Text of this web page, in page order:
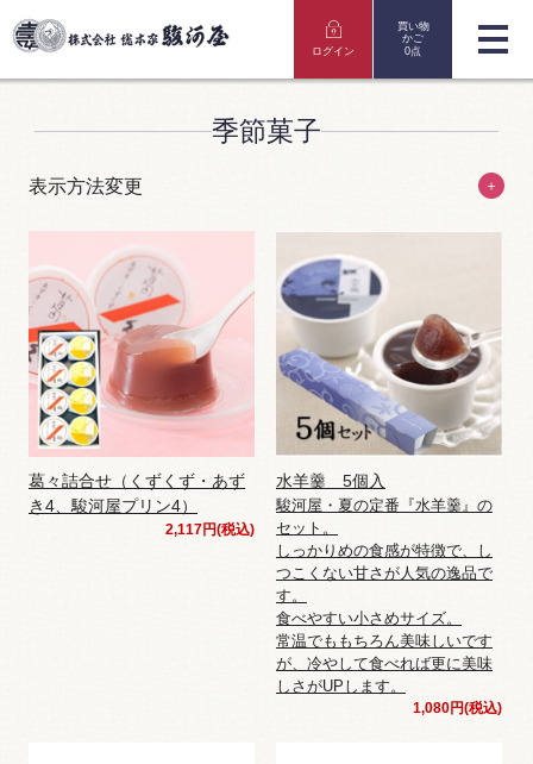
ログイン
買い物
かご
0点
季節菓子
表示方法変更 ＋
葛々詰合せ（くずくず・あず
き4、駿河屋プリン4）
2,117円(税込)
水羊羹 5個入
駿河屋・夏の定番『水羊羹』の
セット。
しっかりめの食感が特徴で、し
つこくない甘さが人気の逸品で
す。
食べやすい小さめサイズ。
常温でももちろん美味しいです
が、冷やして食べれば更に美味
しさがUPします。
1,080円(税込)